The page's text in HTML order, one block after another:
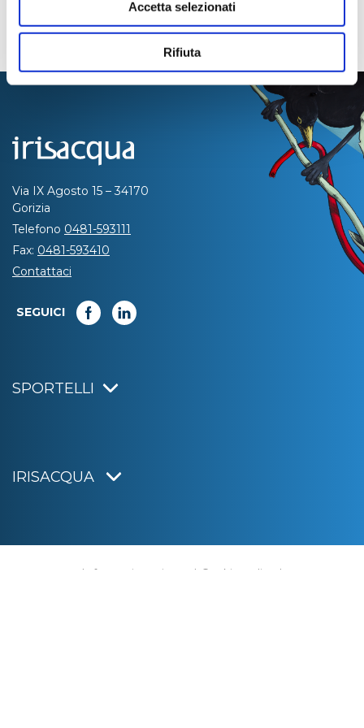
Accetta selezionati
Rifiuta
Via IX Agosto 15 – 34170
Gorizia
Telefono 0481-593111
Fax: 0481-593410
Contattaci
SEGUICI
SPORTELLI
IRISACQUA
Informativa privacy | Cookie policy
|